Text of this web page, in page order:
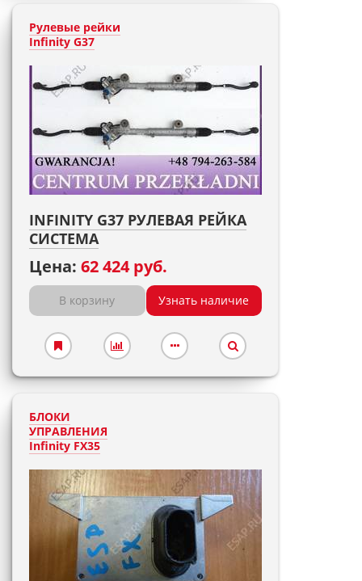
Рулевые рейки
Infinity G37
INFINITY G37 РУЛЕВАЯ РЕЙКА
СИСТЕМА
Цена: 62 424 руб.
В корзину Узнать наличие
БЛОКИ
УПРАВЛЕНИЯ
Infinity FX35